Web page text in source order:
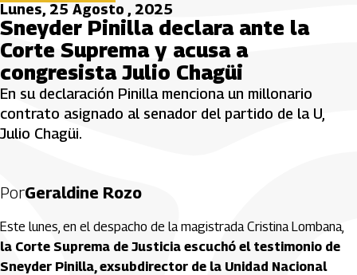
Lunes, 25 Agosto , 2025
Sneyder Pinilla declara ante la
Corte Suprema y acusa a
congresista Julio Chagüi
En su declaración Pinilla menciona un millonario
contrato asignado al senador del partido de la U,
Julio Chagüi.
PorGeraldine Rozo
Este lunes, en el despacho de la magistrada Cristina Lombana,
la Corte Suprema de Justicia escuchó el testimonio de
Sneyder Pinilla, exsubdirector de la Unidad Nacional